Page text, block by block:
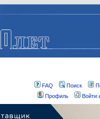
FAQ Поиск
Профиль
Войти